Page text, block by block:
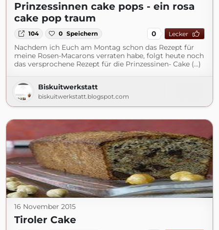
Prinzessinnen cake pops - ein rosa
cake pop traum
104 0 Speichern 0 Lecker
Nachdem ich Euch am Montag schon das Rezept für
meine Rosen-Macarons verraten habe, folgt heute noch
das versprochene Rezept für die Prinzessinen- Cake (...)
Biskuitwerkstatt
biskuitwerkstatt.blogspot.com
16 November 2015
Tiroler Cake